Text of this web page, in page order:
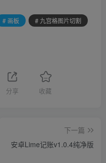
# 画板
# 九宫格图片切割
分享 收藏
下一篇
安卓Lime记账v1.0.4纯净版